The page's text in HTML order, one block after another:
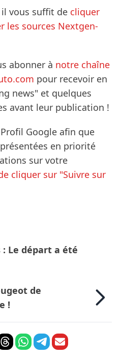
il vous suffit de cliquer
les sources Nextgen-
abonner à notre chaîne
pour recevoir en
news" et quelques
avant leur publication !
Google afin que
en priorité
sur votre
cliquer sur "Suivre sur
: Le départ a été
de
!